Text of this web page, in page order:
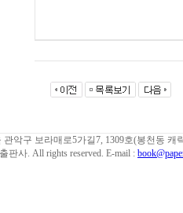
악구 보라매로5가길7, 1309호(봉천동 캐
판사. All rights reserved. E-mail :